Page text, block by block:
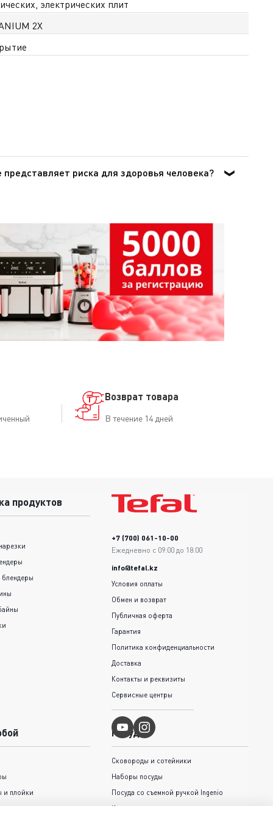
электрических плит
2X
риска для здоровья человека?
отнесла ПТФЭ к группе 3 [Том 19, 288
использования, свидетельствует и тот факт, что
Возврат товара
В течение 14 дней
продуктов
блендеры
и плойки
Посуда
Сковороды и cотейники
Наборы посуды
Посуда со съемной ручкой Ingenio
Кастрюли и ковши
+7 (700) 061-10-00
Ежедневно с 09:00 до 18:00
info@tefal.kz
Условия оплаты
Обмен и возврат
Публичная оферта
Гарантия
Политика конфиденциальности
Доставка
Контакты и реквизиты
Сервисные центры